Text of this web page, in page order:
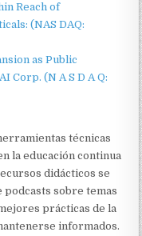
Reach of
(NAS DAQ:
as Public
Corp. (N A S D A Q:
técnicas
la educación continua
didácticos se
podcasts sobre temas
prácticas de la
informados.